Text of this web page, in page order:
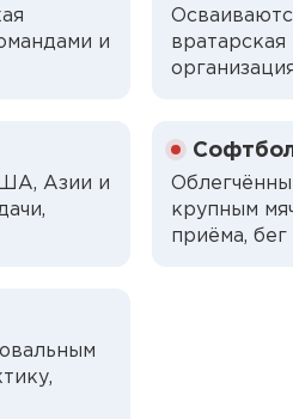
и
вратарская
Азии и
крупным
приёма,